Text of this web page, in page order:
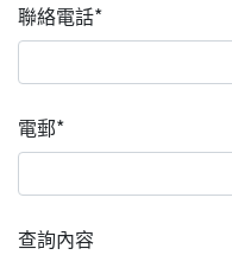
聯絡電話*
電郵*
查詢內容